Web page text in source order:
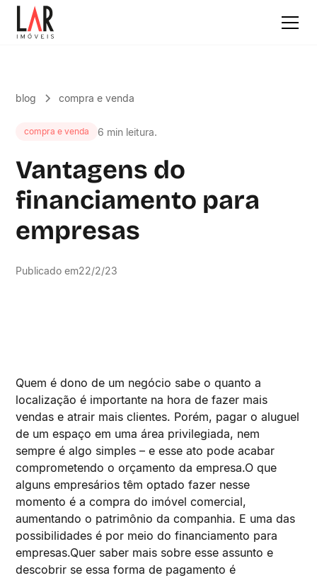
blog compra e venda
compra e venda 6 min leitura.
Vantagens do
financiamento para
empresas
Publicado em22/2/23
Quem é dono de um negócio sabe o quanto a
localização é importante na hora de fazer mais
vendas e atrair mais clientes. Porém, pagar o aluguel
de um espaço em uma área privilegiada, nem
sempre é algo simples – e esse ato pode acabar
comprometendo o orçamento da empresa.O que
alguns empresários têm optado fazer nesse
momento é a compra do imóvel comercial,
aumentando o patrimônio da companhia. E uma das
possibilidades é por meio do financiamento para
empresas.Quer saber mais sobre esse assunto e
descobrir se essa forma de pagamento é